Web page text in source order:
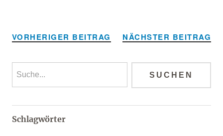
VORHERIGER BEITRAG NÄCHSTER BEITRAG
Schlagwörter